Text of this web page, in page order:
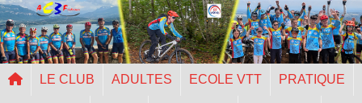
LE CLUB ADULTES ECOLE VTT PRATIQUE
Panneau de gestion des cookies